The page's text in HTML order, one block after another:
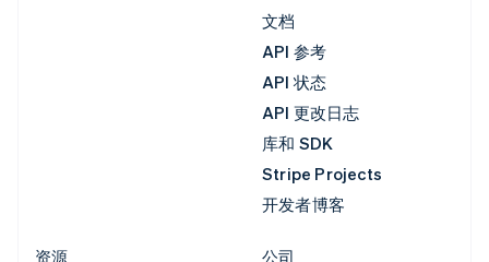
文档
API 参考
API 状态
API 更改日志
库和 SDK
Stripe Projects
开发者博客
资源
公司